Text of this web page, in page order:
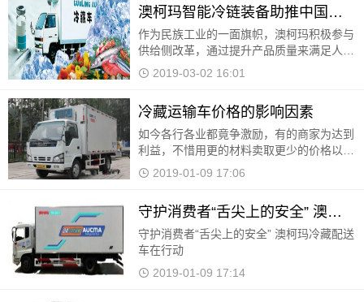
澳柯玛智能冷链装备助推中国制造
作为民族工业的一面旗帜，澳柯玛积极参与
供给侧改革，通过提升产品质量来满足人们
对高端智能冷链装备的需求，为提升中国制
2019-03-02 16:01
冷藏运输车价格的影响因素
如今各行各业都竟争激励，有的商家为达到
利益，不惜用更的材料卖取更少的价格以获
利益，有时我们看到同样的物品，可是价格
2019-01-09 17:06
守护消费者“舌尖上的安全” 澳柯玛冷藏运输车
守护消费者“舌尖上的安全” 澳柯玛冷藏配送
车在行动
2019-01-09 17:14